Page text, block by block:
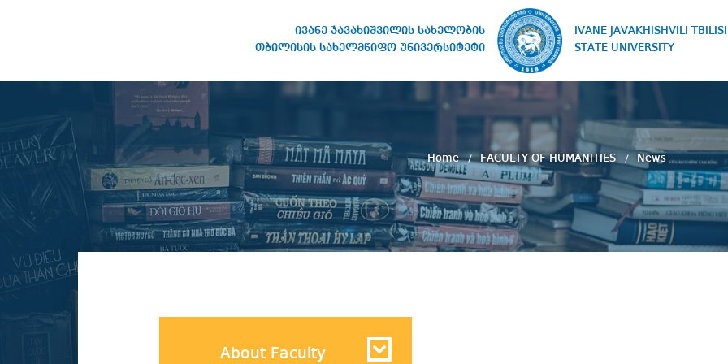
ივანე ჯავახიშვილის სახელობის
თბილისის სახელმწიფო უნივერსიტეტი
IVANE JAVAKHISHVILI TBILISI
STATE UNIVERSITY
STATE UNIVERSITY
Home FACULTY OF HUMANITIES News
About Faculty